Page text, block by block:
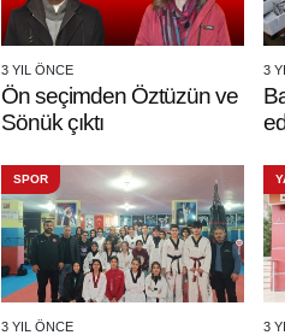
3 YIL ÖNCE
Ön seçimden Öztüzün ve
Sönük çıktı
3
SPOR
3 YIL ÖNCE 3